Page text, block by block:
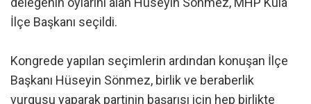
İlçe Başkanı seçildi.
Kongrede yapılan seçimlerin ardından konuşan İlçe
Başkanı Hüseyin Sönmez, birlik ve beraberlik
vurgusu yaparak partinin başarısı için hep birlikte